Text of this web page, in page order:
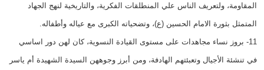
المقاومة، ولتعريف الناس علي المنطلقات الفكرية، والتاريخية لنهج الجهاد
المتمثل بثورة الامام الحسين (ع)، وتضحياته الكبرى مع عياله وأطفاله.
11- بروز نساء مجاهدات على مستوى القيادة النسوية، كان لهن دور اساسي
في تنشئة الأجيال وتعبئتهم الهادفة، ومن أبرز وجوههن السيدة الشهيدة أم ياسر